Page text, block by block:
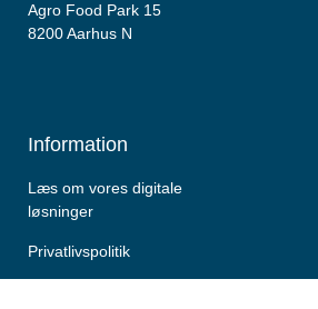
Agro Food Park 15
8200 Aarhus N
Information
Læs om vores digitale
løsninger
Privatlivspolitik